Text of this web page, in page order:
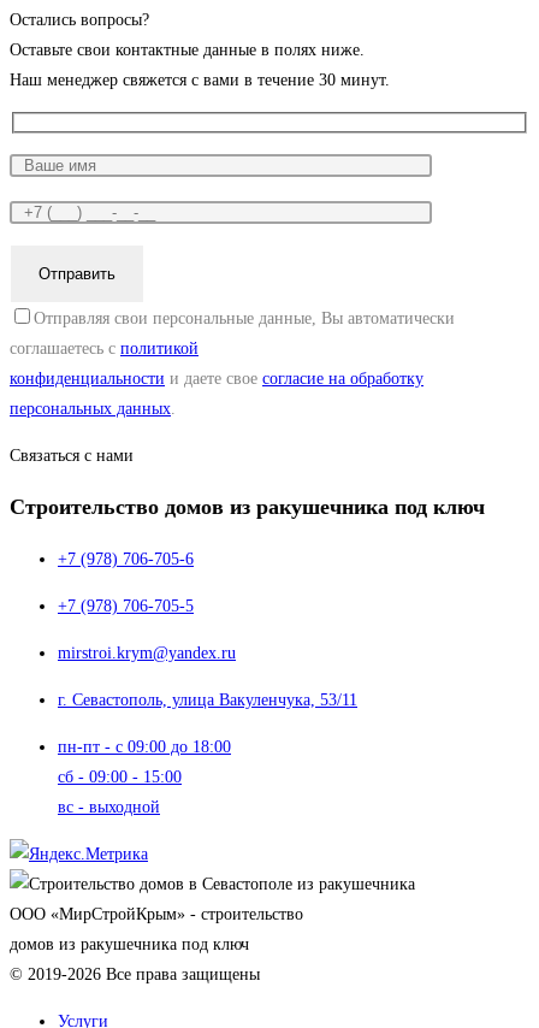
Остались вопросы?
Оставьте свои контактные данные в полях ниже.
Наш менеджер свяжется с вами в течение 30 минут.
Отправляя свои персональные данные, Вы автоматически
соглашаетесь с политикой
конфиденциальности и даете свое согласие на обработку
персональных данных
Связаться с нами
Строительство домов из ракушечника под ключ
+7 (978) 706-705-6
+7 (978) 706-705-5
mirstroi.krym@yandex.ru
г. Севастополь, улица Вакуленчука, 53/11
пн-пт - с 09:00 до 18:00
сб - 09:00 - 15:00
вс - выходной
OOO «МирСтройКрым» - строительство
домов из ракушечника под ключ
© 2019-2026 Все права защищены
Услуги